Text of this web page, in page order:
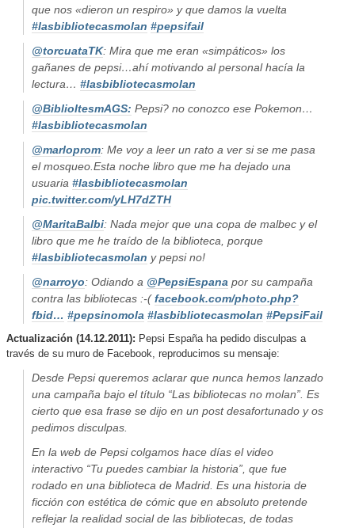
que nos «dieron un respiro» y que damos la vuelta
#lasbibliotecasmolan #pepsifail
@torcuataTK: Mira que me eran «simpáticos» los
gañanes de pepsi…ahí motivando al personal hacía la
lectura… #lasbibliotecasmolan
@BiblioItesmAGS: Pepsi? no conozco ese Pokemon…
#lasbibliotecasmolan
@marloprom: Me voy a leer un rato a ver si se me pasa
el mosqueo.Esta noche libro que me ha dejado una
usuaria #lasbibliotecasmolan
pic.twitter.com/yLH7dZTH
@MaritaBalbi: Nada mejor que una copa de malbec y el
libro que me he traído de la biblioteca, porque
#lasbibliotecasmolan y pepsi no!
@narroyo: Odiando a @PepsiEspana por su campaña
contra las bibliotecas :-(facebook.com/photo.php?
fbid… #pepsinomola #lasbibliotecasmolan #PepsiFail
Actualización (14.12.2011): Pepsi España ha pedido disculpas a
través de su muro de Facebook, reproducimos su mensaje:
Desde Pepsi queremos aclarar que nunca hemos lanzado
una campaña bajo el título “Las bibliotecas no molan”. Es
cierto que esa frase se dijo en un post desafortunado y os
pedimos disculpas.
En la web de Pepsi colgamos hace días el video
interactivo “Tu puedes cambiar la historia”, que fue
rodado en una biblioteca de Madrid. Es una historia de
ficción con estética de cómic que en absoluto pretende
reflejar la realidad social de las bibliotecas, de todas